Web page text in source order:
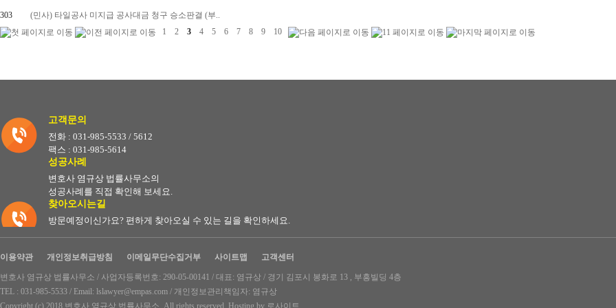
303 (민사) 타일공사 미지급 공사대금 청구 승소판결 (부..
1
2 3 4 5 6 7 8 9 10
고객문의
전화 : 031-985-5533 / 5612
팩스 : 031-985-5614
성공사례
변호사 염규상 법률사무소의
성공사례를 직접 확인해 보세요.
찾아오시는길
방문예정이신가요? 편하게 찾아오실 수 있는 길을 확인하세요.
이용약관 개인정보취급방침 이메일무단수집거부 사이트맵 고객센터
변호사 염규상 법률사무소 / 사업자등록번호: 290-05-00141 / 대표: 염규상 / 경기 김포시 봉화로 13­ , 부흥빌딩 4층
TEL : 031-985-5533 / Email: lslawyer@empas.com / 개인정보관리책임자: 염규상